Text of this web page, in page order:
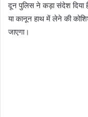
दून पुलिस ने कड़ा संदेश दिया
या कानून हाथ में लेने की
जाएगा।